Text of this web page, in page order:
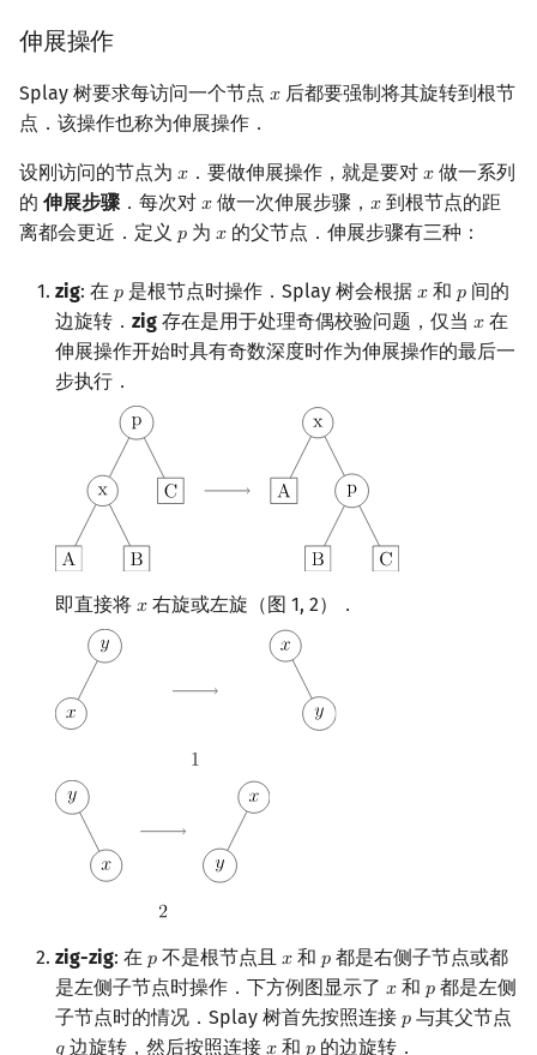
伸展操作
Splay 树要求每访问一个节点 𝑥
x 后都要强制将其旋转到根节
点．该操作也称为伸展操作．
设刚访问的节点为 𝑥
x ．要做伸展操作，就是要对𝑥
x 做一系列
的 伸展步骤 ．每次对 𝑥
x 做一次伸展步骤，𝑥
x 到根节点的距
离都会更近．定义 𝑝
p 为𝑥
x 的父节点．伸展步骤有三种：
zig: 在 𝑝
p 是根节点时操作．Splay 树会根据𝑥
x 和𝑝
p 间的
边旋转． zig 存在是用于处理奇偶校验问题，仅当 𝑥
x 在
伸展操作开始时具有奇数深度时作为伸展操作的最后一
步执行．
即直接将 𝑥
x 右旋或左旋（图 1, 2）．
zig-zig: 在 𝑝
p 不是根节点且𝑥
x 和𝑝
p 都是右侧子节点或都
是左侧子节点时操作．下方例图显示了 𝑥
x 和𝑝
p 都是左侧
子节点时的情况．Splay 树首先按照连接 𝑝
p 与其父节点
边旋转，然后按照连接 和 的边旋转．